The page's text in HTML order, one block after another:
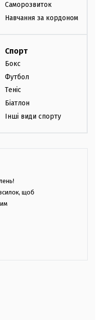
Саморозвиток
Навчання за кордоном
Спорт
Бокс
Футбол
Теніс
Біатлон
Інші види спорту
щоб